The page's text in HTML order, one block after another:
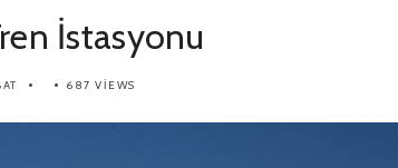
İstasyonu
687 VIEWS